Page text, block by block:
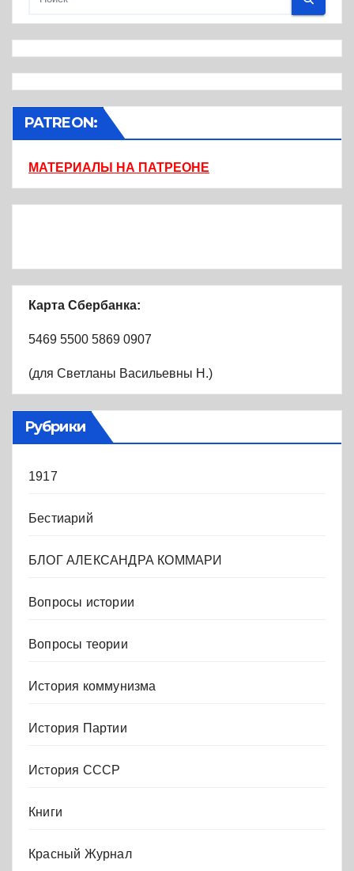
PATREON:
МАТЕРИАЛЫ НА ПАТРЕОНЕ
Карта Сбербанка:
5469 5500 5869 0907
(для Светланы Васильевны Н.)
Рубрики
1917
Бестиарий
БЛОГ АЛЕКСАНДРА КОММАРИ
Вопросы истории
Вопросы теории
История коммунизма
История Партии
История СССР
Книги
Красный Журнал